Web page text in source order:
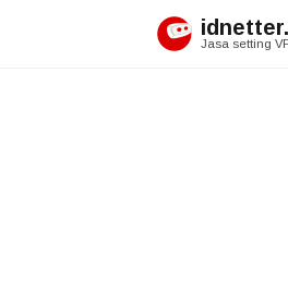
Jasa setting